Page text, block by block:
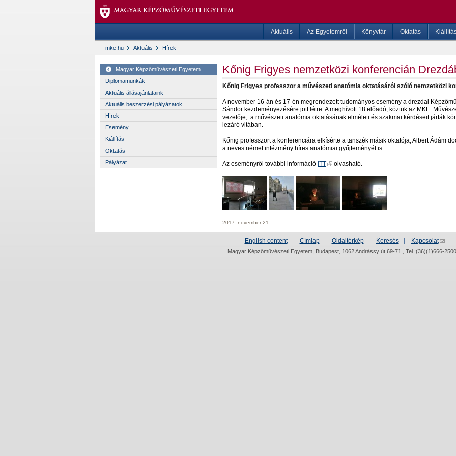
Aktuális Az Egyetemről Könyvtár Oktatás
mke.hu Aktuális Hírek
Magyar Képzőművészeti Egyetem
Diplomamunkák
Aktuális állásajánlataink
Aktuális beszerzési pályázatok
Hírek
Esemény
Kiállítás
Oktatás
Pályázat
Kőnig Frigyes nemzetközi konferencián
Kőnig Frigyes professzor a művészeti anatómia oktatásáról szóló nemzetközi
A november 16-án és 17-én megrendezett tudományos esemény a drezdai
Sándor kezdeményezésére jött létre. A meghívott 18 előadó, köztük az MKE
vezetője, a művészeti anatómia oktatásának elméleti és szakmai kérdéseit járták
lezáró vitában.
Kőnig professzort a konferenciára elkísérte a tanszék másik oktatója, Albert Ádám
a neves német intézmény híres anatómiai gyűjteményét is.
Az eseményről további információ ITT olvasható.
2017. november 21.
English content Címlap Oldaltérkép Keresés Kapcsolat
Magyar Képzőművészeti Egyetem, Budapest, 1062 Andrássy út 69-71., Tel.:(36)(1)666-2500